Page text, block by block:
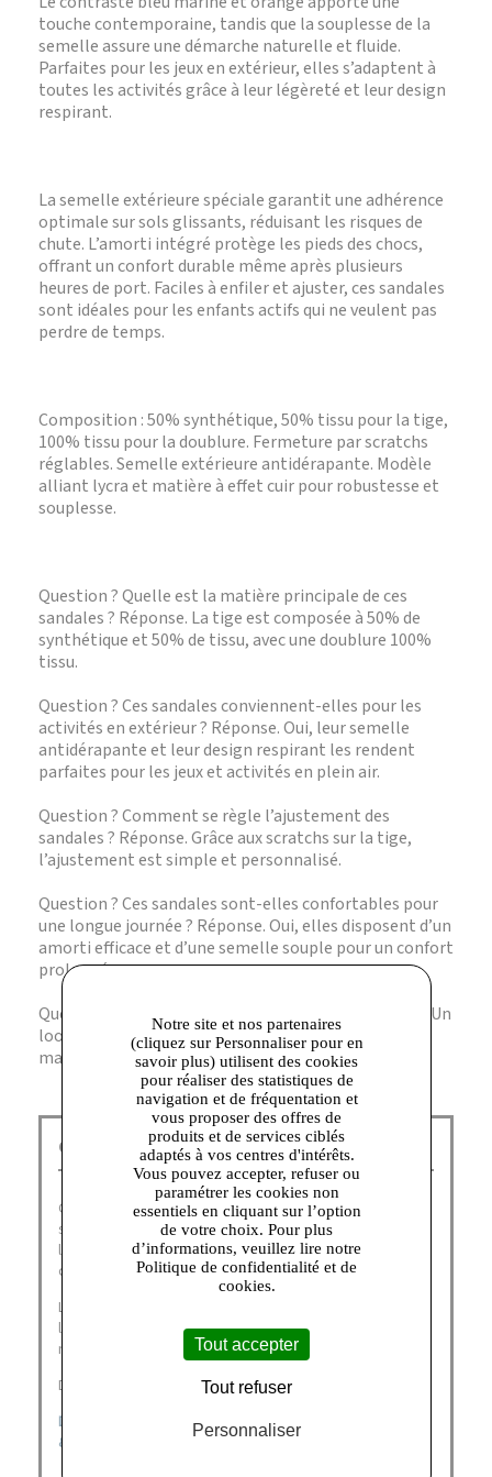
touche contemporaine, tandis que la souplesse de la
semelle assure une démarche naturelle et fluide.
Parfaites pour les jeux en extérieur, elles s’adaptent à
toutes les activités grâce à leur légèreté et leur design
respirant.
La semelle extérieure spéciale garantit une adhérence
optimale sur sols glissants, réduisant les risques de
chute. L’amorti intégré protège les pieds des chocs,
offrant un confort durable même après plusieurs
heures de port. Faciles à enfiler et ajuster, ces sandales
sont idéales pour les enfants actifs qui ne veulent pas
perdre de temps.
Composition : 50% synthétique, 50% tissu pour la tige,
100% tissu pour la doublure. Fermeture par scratchs
réglables. Semelle extérieure antidérapante. Modèle
alliant lycra et matière à effet cuir pour robustesse et
souplesse.
Question ? Quelle est la matière principale de ces
sandales ? Réponse. La tige est composée à 50% de
synthétique et 50% de tissu, avec une doublure 100%
tissu.
Question ? Ces sandales conviennent-elles pour les
activités en extérieur ? Réponse. Oui, leur semelle
antidérapante et leur design respirant les rendent
parfaites pour les jeux et activités en plein air.
Question ? Comment se règle l’ajustement des
sandales ? Réponse. Grâce aux scratchs sur la tige,
l’ajustement est simple et personnalisé.
Question ? Ces sandales sont-elles confortables pour
une longue journée ? Réponse. Oui, elles disposent d’un
amorti efficace et d’une semelle souple pour un confort
prolongé.
Question ? Quel style propose ce modèle ? Réponse. Un
look sportif contemporain avec un mélange de bleu
marine et orange, adapté aux garçons actifs.
GEOX Corbeil :
Geox doit son succès international à ses chaussures aux
semelles innovantes et brevetées qui laissent respirer
le pied tout en restant imperméables, garantissant un
confort de chausse optimal.
La marque italienne n'en a pas pour autant occulté
l'esthétisme et l'élégance déclinant une multitude de
modèles au style affuté pour adultes et enfants.
Découvrez nos catégories :
DERNIÈRES CHANCES |CHAUSSURES ENFANTS
& MULES
Notre site et nos partenaires
(cliquez sur Personnaliser pour en
savoir plus) utilisent des cookies
pour réaliser des statistiques de
navigation et de fréquentation et
vous proposer des offres de
produits et de services ciblés
adaptés à vos centres d'intérêts.
Vous pouvez accepter, refuser ou
paramétrer les cookies non
essentiels en cliquant sur l’option
de votre choix. Pour plus
d’informations, veuillez lire notre
Politique de confidentialité et de
cookies.
Tout accepter
Tout refuser
Personnaliser